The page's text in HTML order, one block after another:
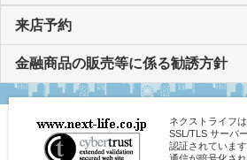
来店予約
金融商品の販売等に係る勧誘方針
ネクストライフ
SSL/TLS サーバ
認証されていま